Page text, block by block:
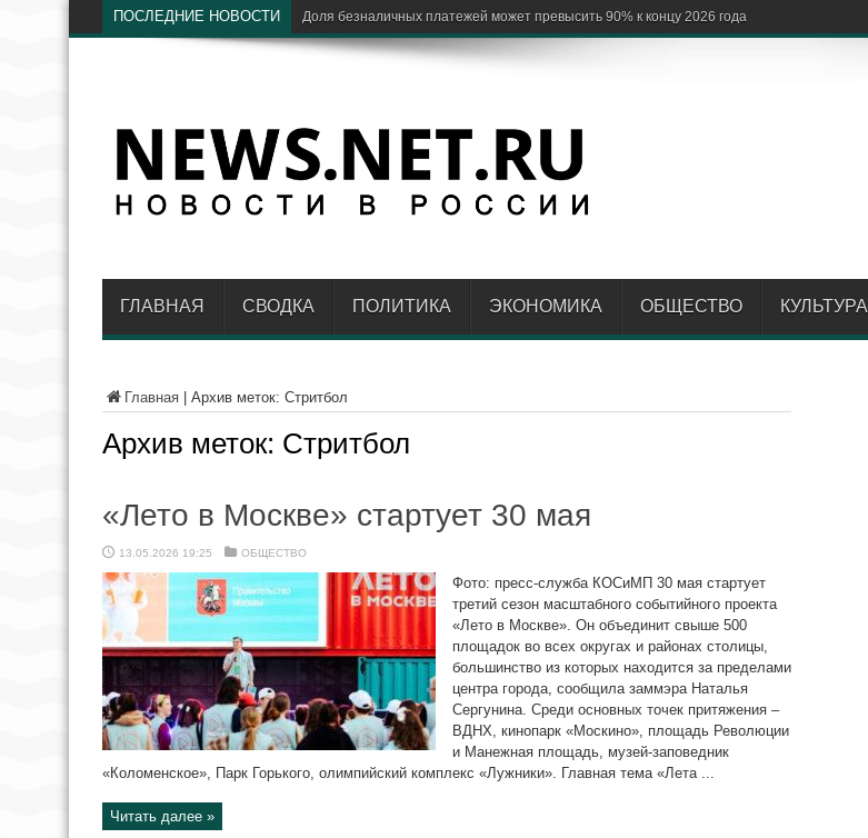
ПОСЛЕДНИЕ НОВОСТИ ЦБ
ГЛАВНАЯ СВОДКА ПОЛИТИКА ЭКОНОМИКА ОБЩЕСТВО КУЛЬТУРА
Главная Архив меток: Стритбол
Архив меток: Стритбол
«Лето в Москве» стартует 30 мая
13.05.2026 19:25 ОБЩЕСТВО
Фото: пресс-служба КОСиМП 30 мая стартует
третий сезон масштабного событийного проекта
«Лето в Москве». Он объединит свыше 500
площадок во всех округах и районах столицы,
большинство из которых находится за пределами
центра города, сообщила заммэра Наталья
Сергунина. Среди основных точек притяжения –
ВДНХ, кинопарк «Москино», площадь Революции
и Манежная площадь, музей-заповедник
«Коломенское», Парк Горького, олимпийский комплекс «Лужники». Главная тема «Лета ...
Читать далее »